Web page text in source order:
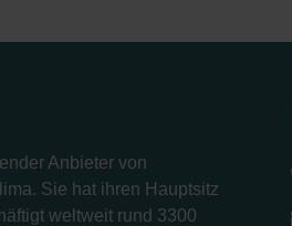
Anbieter von
Sie hat ihren Hauptsitz
weltweit rund 3300